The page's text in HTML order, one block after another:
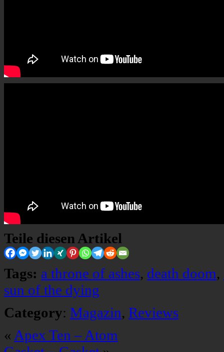
Teile diesen Artikel
Tags: a throne of ashes, death doom,
sun of the dying
Category: Magazin, Reviews
« Apex Ten – Atom